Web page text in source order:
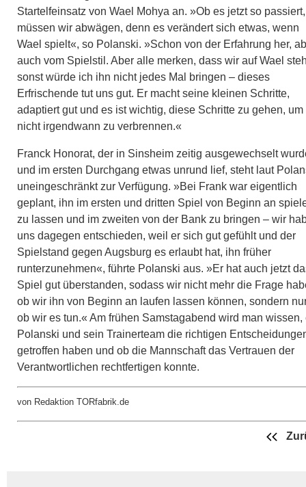
Startelfeinsatz von Wael Mohya an. »Ob es jetzt so passiert,
müssen wir abwägen, denn es verändert sich etwas, wenn
Wael spielt«, so Polanski. »Schon von der Erfahrung her,
auch vom Spielstil. Aber alle merken, dass wir auf Wael
sonst würde ich ihn nicht jedes Mal bringen – dieses
Erfrischende tut uns gut. Er macht seine kleinen Schritte,
adaptiert gut und es ist wichtig, diese Schritte zu gehen, um
nicht irgendwann zu verbrennen.«
Franck Honorat, der in Sinsheim zeitig ausgewechselt
und im ersten Durchgang etwas unrund lief, steht laut
uneingeschränkt zur Verfügung. »Bei Frank war eigentlich
geplant, ihn im ersten und dritten Spiel von Beginn an
zu lassen und im zweiten von der Bank zu bringen – wir
uns dagegen entschieden, weil er sich gut gefühlt und der
Spielstand gegen Augsburg es erlaubt hat, ihn früher
runterzunehmen«, führte Polanski aus. »Er hat auch jetzt
Spiel gut überstanden, sodass wir nicht mehr die Frage
ob wir ihn von Beginn an laufen lassen können, sondern
ob wir es tun.« Am frühen Samstagabend wird man wissen,
Polanski und sein Trainerteam die richtigen
getroffen haben und ob die Mannschaft das Vertrauen der
Verantwortlichen rechtfertigen konnte.
von Redaktion TORfabrik.de